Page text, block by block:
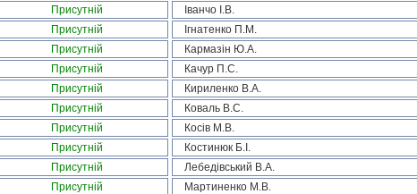
Присутній Іванчо І.В.
Присутній Ігнатенко П.М.
Присутній Кармазін Ю.А.
Присутній Качур П.С.
Присутній Кириленко В.А.
Присутній Коваль В.С.
Присутній Косів М.В.
Присутній Костинюк Б.І.
Присутній Лебедівський В.А.
Присутній Мартиненко М.В.